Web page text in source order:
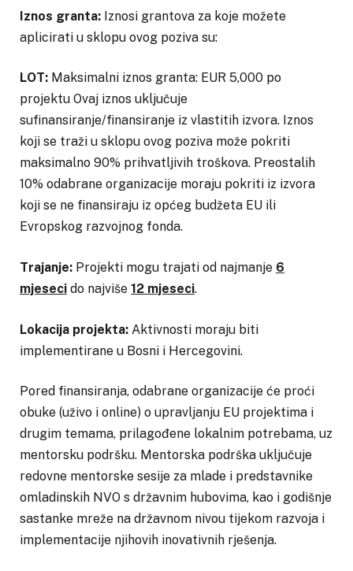
Iznos granta: Iznosi grantova za koje možete
aplicirati u sklopu ovog poziva su:
LOT: Maksimalni iznos granta: EUR 5,000 po
projektu Ovaj iznos uključuje
sufinansiranje/finansiranje iz vlastitih izvora. Iznos
koji se traži u sklopu ovog poziva može pokriti
maksimalno 90% prihvatljivih troškova. Preostalih
10% odabrane organizacije moraju pokriti iz izvora
koji se ne finansiraju iz općeg budžeta EU ili
Evropskog razvojnog fonda.
Trajanje: Projekti mogu trajati od najmanje 6
mjeseci do najviše 12 mjeseci.
Lokacija projekta: Aktivnosti moraju biti
implementirane u Bosni i Hercegovini.
Pored finansiranja, odabrane organizacije će proći
obuke (uživo i online) o upravljanju EU projektima i
drugim temama, prilagođene lokalnim potrebama, uz
mentorsku podršku. Mentorska podrška uključuje
redovne mentorske sesije za mlade i predstavnike
omladinskih NVO s državnim hubovima, kao i godišnje
sastanke mreže na državnom nivou tijekom razvoja i
implementacije njihovih inovativnih rješenja.